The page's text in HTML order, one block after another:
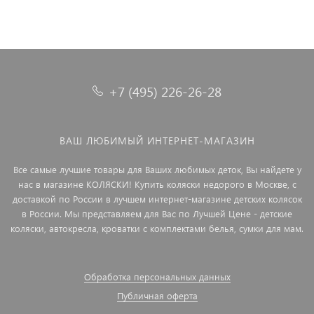
+7 (495) 226-26-28
ВАШ ЛЮБИМЫЙ ИНТЕРНЕТ-МАГАЗИН
Все самые лучшие товары для Ваших любимых деток, Вы найдете у
нас в магазине КОЛЯСКИ! Купить коляски недорого в Москве, с
доставкой по России в лучшем интернет-магазине детских колясок
в России. Мы представляем для Вас по Лучшей Цене - детские
коляски, автокресла, кроватки с комплектами белья, сумки для мам.
Обработка персональных данных
Публичная оферта